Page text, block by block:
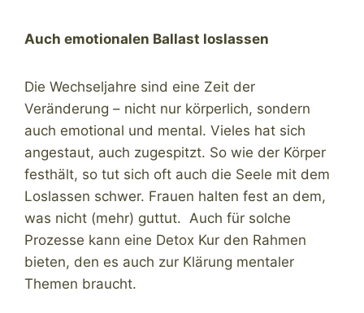
Auch emotionalen Ballast loslassen
Die Wechseljahre sind eine Zeit der
Veränderung – nicht nur körperlich, sondern
auch emotional und mental. Vieles hat sich
angestaut, auch zugespitzt. So wie der Körper
festhält, so tut sich oft auch die Seele mit dem
Loslassen schwer. Frauen halten fest an dem,
was nicht (mehr) guttut. Auch für solche
Prozesse kann eine Detox Kur den Rahmen
bieten, den es auch zur Klärung mentaler
Themen braucht.